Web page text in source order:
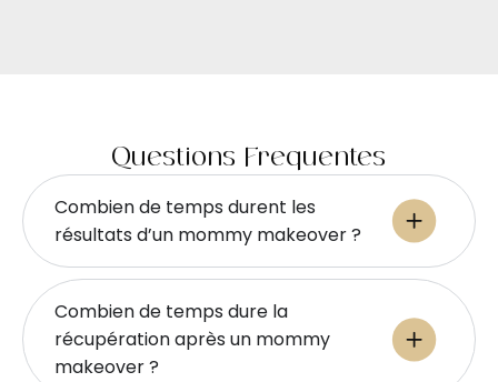
Questions Fréquentes
Combien de temps durent les
résultats d’un mommy makeover ?
Combien de temps dure la
récupération après un mommy
makeover ?